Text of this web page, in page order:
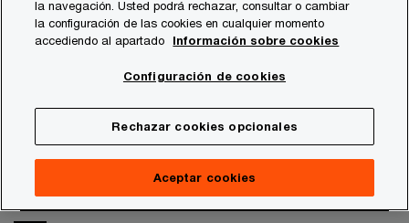
Las empresas prevén más
ciberataques en 2022 y
elevan su gasto en
seguridad
la navegación. Usted podrá rechazar, consultar o cambiar
la configuración de las cookies en cualquier momento
accediendo al apartado
Información sobre cookies
Configuración de cookies
Rechazar cookies opcionales
Aceptar cookies